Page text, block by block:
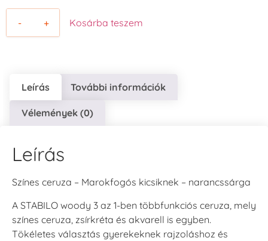
- + Kosárba teszem
Leírás További információk
Vélemények (0)
Leírás
Színes ceruza – Marokfogós kicsiknek – narancssárga
A STABILO woody 3 az 1-ben többfunkciós ceruza, mely
színes ceruza, zsírkréta és akvarell is egyben.
Tökéletes választás gyerekeknek rajzoláshoz és